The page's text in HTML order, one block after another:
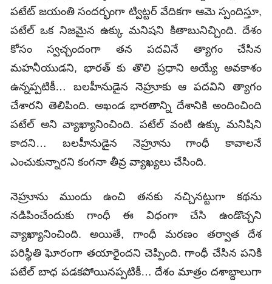
పటేట్ జయంతి సందర్భంగా ట్విట్టర్ వేదికగా ఆమె స్పందిస్తూ,
పటేల్ ఒక నిజమైన ఉక్కు మనిషని కితాబునిచ్చింది. దేశం
కోసం స్వచ్చందంగా తన పదవినే త్యాగం చేసిన
మహనీయుడని, భారత్ కు తొలి ప్రధాని అయ్యే అవకాశం
ఉన్నప్పటికీ… బలహీనుడైన నెహ్రూకు ఆ పదవిని త్యాగం
చేశారని తెలిపింది. అఖండ భారతాన్ని దేశానికి అందించింది
పటేల్ అని వ్యాఖ్యానించింది. పటేల్ వంటి ఉక్కు మనిషిని
కాదని… బలహీనుడైన నెహ్రూను గాంధీ కావాలనే
ఎంచుకున్నారని కంగనా తీవ్ర వ్యాఖ్యలు చేసింది.
నెహ్రూను ముందు ఉంచి తనకు నచ్చినట్టుగా కథను
నడిపించేందుకు గాంధీ ఈ విధంగా చేసి ఉండొచ్చని
వ్యాఖ్యానించింది. అయితే, గాంధీ మరణం తర్వాత దేశ
పరిస్థితి ఘోరంగా తయారైందని చెప్పింది. గాంధీ చేసిన పనికి
పటేల్ బాధ పడకపోయినప్పటికీ… దేశం మాత్రం దశాబ్దాలుగా